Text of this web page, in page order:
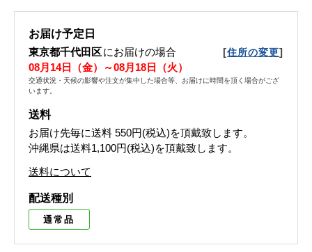
お届け予定日
東京都千代田区にお届けの場合 [住所の変更]
08月14日（金）～08月18日（火）
交通状況・天候の影響や注文が集中した場合等、お届けに時間を頂く場合がござ
います。
送料
お届け先毎に送料 550円(税込)を頂戴致します。
沖縄県は送料1,100円(税込)を頂戴致します。
送料について
配送種別
通常品